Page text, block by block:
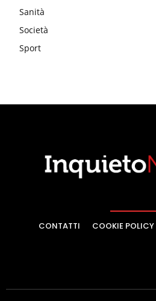
Sanità
Società
Sport
CONTATTI COOKIE POLICY